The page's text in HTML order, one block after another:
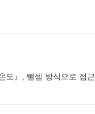
까
도』, 뺄셈 방식으로 접